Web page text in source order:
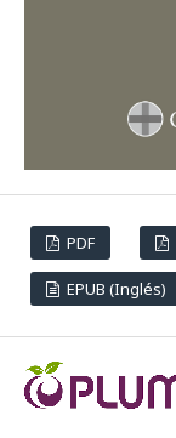
PDF
EPUB (Inglés)